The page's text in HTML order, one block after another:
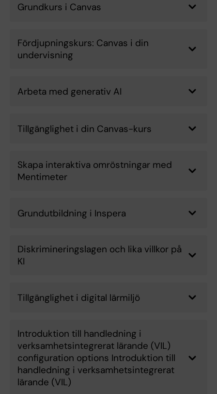
Grundkurs i Canvas
Fördjupningskurs: Canvas i din
undervisning
Arbeta med generativ AI
Tillgänglighet i din Canvas-kurs
Skapa interaktiva omröstningar med
Mentimeter
Grundutbildning i Inspera
Diskrimineringslagen och lika villkor på
KI
Tillgänglighet i digital lärmiljö
Introduktion till handledning i
verksamhetsintegrerat lärande (VIL)
configuration options Introduktion till
handledning i verksamhetsintegrerat
lärande (VIL)